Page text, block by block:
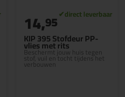
KIP 395 Stofdeur PP-
vlies met rits
Beschermt jouw huis tegen
stof, vuil en tocht tijdens het
verbouwen
14,95